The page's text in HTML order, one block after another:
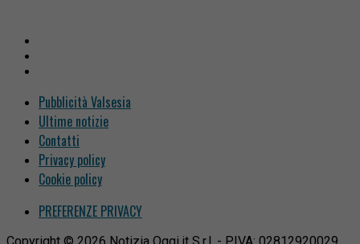
Pubblicità Valsesia
Ultime notizie
Contatti
Privacy policy
Cookie policy
PREFERENZE PRIVACY